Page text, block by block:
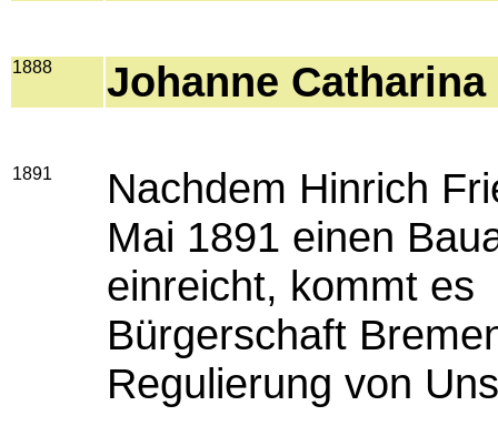
1888 Johanne
1891
Nachdem Hinrich
Mai 1891 einen
einreicht, kommt es
Bürgerschaft
Regulierung von